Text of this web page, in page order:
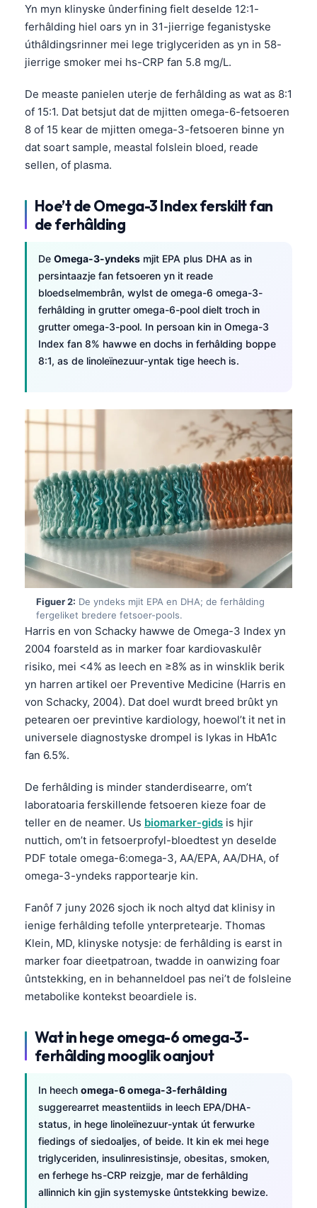
Yn myn klinyske ûnderfining fielt deselde 12:1-
ferhâlding hiel oars yn in 31-jierrige feganistyske
úthâldingsrinner mei lege triglyceriden as yn in 58-
jierrige smoker mei hs-CRP fan 5.8 mg/L.
De measte panielen uterje de ferhâlding as wat as 8:1
of 15:1. Dat betsjut dat de mjitten omega-6-fetsoeren
8 of 15 kear de mjitten omega-3-fetsoeren binne yn
dat soart sample, meastal folslein bloed, reade
sellen, of plasma.
Hoe’t de Omega-3 Index ferskilt fan
de ferhâlding
De Omega-3-yndeks mjit EPA plus DHA as in
persintaazje fan fetsoeren yn it reade
bloedselmembrân, wylst de omega-6 omega-3-
ferhâlding in grutter omega-6-pool dielt troch in
grutter omega-3-pool. In persoan kin in Omega-3
Index fan 8% hawwe en dochs in ferhâlding boppe
8:1, as de linoleïnezuur-yntak tige heech is.
Figuer 2: De yndeks mjit EPA en DHA; de ferhâlding
fergeliket bredere fetsoer-pools.
Harris en von Schacky hawwe de Omega-3 Index yn
2004 foarsteld as in marker foar kardiovaskulêr
risiko, mei <4% as leech en ≥8% as in winsklik berik
yn harren artikel oer Preventive Medicine (Harris en
von Schacky, 2004). Dat doel wurdt breed brûkt yn
petearen oer previntive kardiology, hoewol’t it net in
universele diagnostyske drompel is lykas in HbA1c
fan 6.5%.
De ferhâlding is minder standerdisearre, om’t
laboratoaria ferskillende fetsoeren kieze foar de
teller en de neamer. Us biomarker-gids is hjir
nuttich, om’t in fetsoerprofyl-bloedtest yn deselde
PDF totale omega-6:omega-3, AA/EPA, AA/DHA, of
omega-3-yndeks rapportearje kin.
Fanôf 7 juny 2026 sjoch ik noch altyd dat klinisy in
ienige ferhâlding tefolle ynterpretearje. Thomas
Klein, MD, klinyske notysje: de ferhâlding is earst in
marker foar dieetpatroan, twadde in oanwizing foar
ûntstekking, en in behanneldoel pas nei’t de folsleine
metabolike kontekst beoardiele is.
Wat in hege omega-6 omega-3-
ferhâlding mooglik oanjout
In heech omega-6 omega-3-ferhâlding
suggerearret meastentiids in leech EPA/DHA-
status, in hege linoleïnezuur-yntak út ferwurke
fiedings of siedoaljes, of beide. It kin ek mei hege
triglyceriden, insulinresistinsje, obesitas, smoken,
en ferhege hs-CRP reizgje, mar de ferhâlding
allinnich kin gjin systemyske ûntstekking bewize.